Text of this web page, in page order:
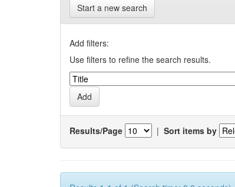
Start a new search
Add filters:
Use filters to refine the search results.
Results/Page | Sort items by